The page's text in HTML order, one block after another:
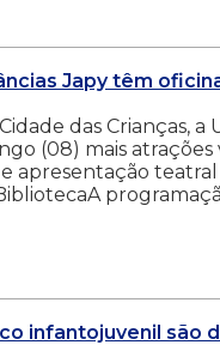
Japy têm
das Crianças,
(08) mais
apresentação
infantojuvenil